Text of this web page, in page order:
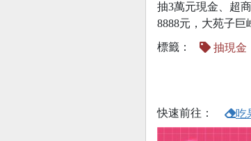
抽3萬元現金、超
8888元，大苑子
標籤：
抽現金
快速前往： 吃